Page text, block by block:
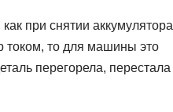
при снятии аккумулятора
током, то для машины это
перегорела, перестала